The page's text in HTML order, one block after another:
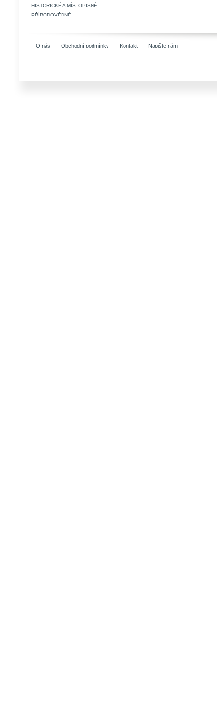
HISTORICKÉ A MÍSTOPISNÉ
PŘÍRODOVĚDNÉ
O nás Obchodní podmínky Kontakt Napište nám